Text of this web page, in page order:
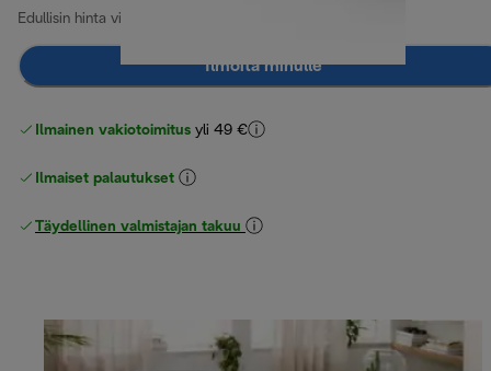
Edullisin hinta viimeiset 30 päivää
Ilmoita minulle
Ilmainen vakiotoimitus yli 49 €
Ilmaiset palautukset
Täydellinen valmistajan takuu